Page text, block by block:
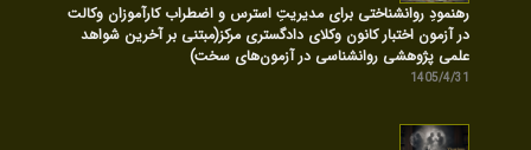
رهنمودِ روانشناختی برای مدیریتِ استرس و اضطراب کارآموزان وکالت
در آزمون اختبار کانون وکلای دادگستری مرکز(مبتنی بر آخرین شواهد
علمی پژوهشی روانشناسی در آزمون‌های سخت)
1405/4/31